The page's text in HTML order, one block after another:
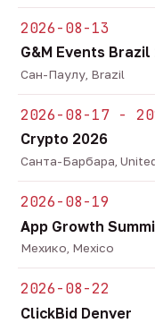
2026-08-13
G&M Events Brazil
Сан-Паулу, Brazil
2026-08-17 -
Crypto 2026
Санта-Барбара,
2026-08-19
App Growth
Мехико, Mexico
2026-08-22
ClickBid Denver